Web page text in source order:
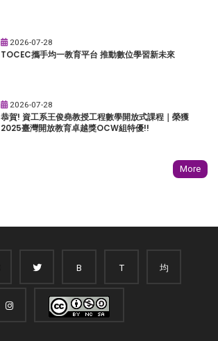
2026-07-28
TOCEC攜手均一教育平台 推動數位學習新未來
2026-07-28
恭賀! 資工系王俊堯教授工程數學開放式課程｜榮獲
2025臺灣開放教育卓越獎OCW組特優!!
More
B T 均